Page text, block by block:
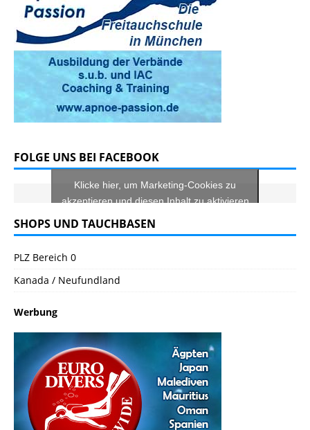
FOLGE UNS BEI FACEBOOK
Klicke hier, um Marketing-Cookies zu
akzeptieren und diesen Inhalt zu aktivieren
SHOPS UND TAUCHBASEN
PLZ Bereich 0
Kanada / Neufundland
Werbung